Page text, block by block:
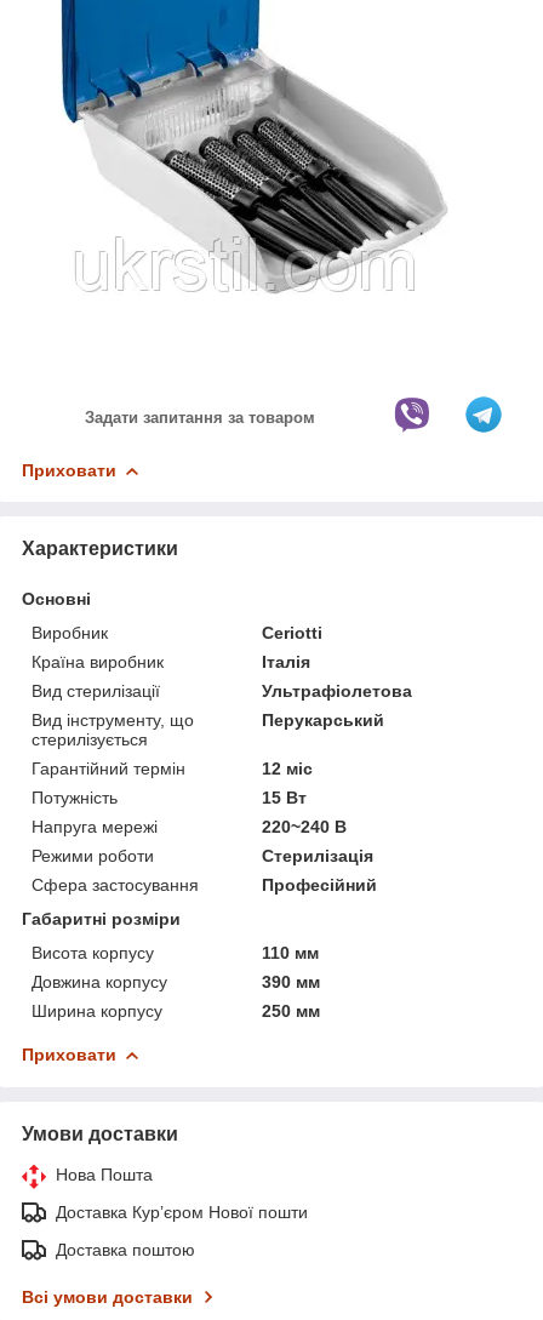
Задати запитання за товаром
Приховати
Характеристики
Основні
Виробник
Ceriotti
Країна виробник
Італія
Вид стерилізації
Ультрафіолетова
Вид інструменту, що
стерилізується
Перукарський
Гарантійний термін
12 міс
Потужність
15 Вт
Напруга мережі
220~240 В
Режими роботи
Стерилізація
Сфера застосування
Професійний
Габаритні розміри
Висота корпусу
110 мм
Довжина корпусу
390 мм
Ширина корпусу
250 мм
Приховати
Умови доставки
Нова Пошта
Доставка Курʼєром Нової пошти
Доставка поштою
Всі умови доставки